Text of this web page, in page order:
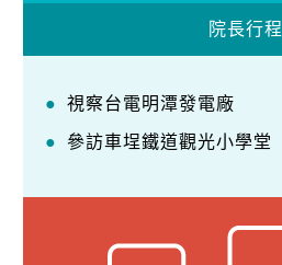
院長行程
視察台電明潭發電廠
參訪車埕鐵道觀光小學堂